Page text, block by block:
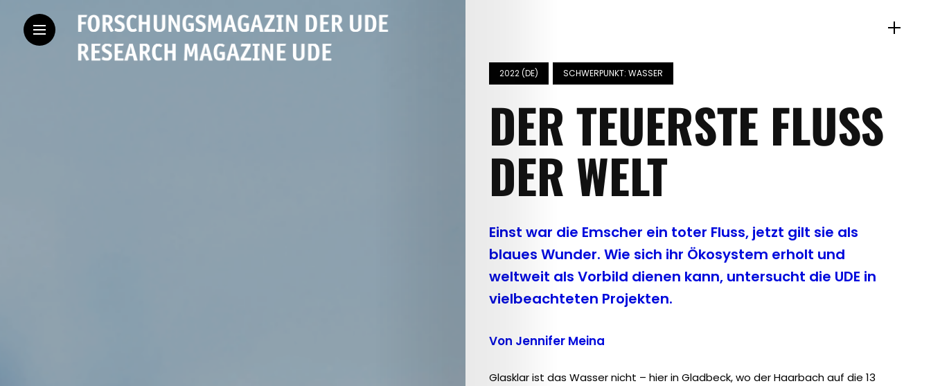
2022 (DE) SCHWERPUNKT: WASSER
DER TEUERSTE FLUSS
DER WELT
Einst war die Emscher ein toter Fluss, jetzt gilt sie als
blaues Wunder. Wie sich ihr Ökosystem erholt und
weltweit als Vorbild dienen kann, untersucht die UDE in
vielbeachteten Projekten.
Von Jennifer Meina
Glasklar ist das Wasser nicht – hier in Gladbeck, wo der Haarbach auf die 13